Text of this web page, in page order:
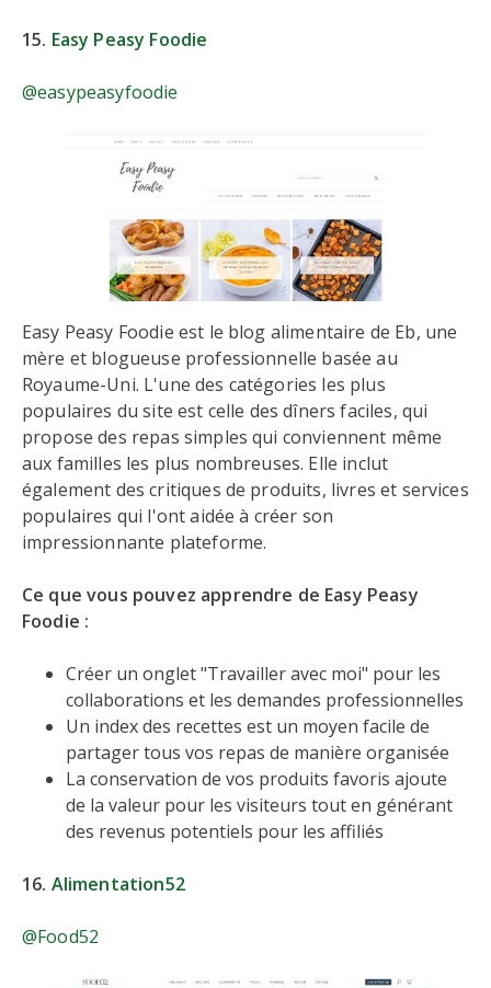
15. Easy Peasy Foodie
@easypeasyfoodie
Easy Peasy Foodie est le blog alimentaire de Eb, une
mère et blogueuse professionnelle basée au
Royaume-Uni. L'une des catégories les plus
populaires du site est celle des dîners faciles, qui
propose des repas simples qui conviennent même
aux familles les plus nombreuses. Elle inclut
également des critiques de produits, livres et services
populaires qui l'ont aidée à créer son
impressionnante plateforme.
Ce que vous pouvez apprendre de Easy Peasy
Foodie :
Créer un onglet "Travailler avec moi" pour les
collaborations et les demandes professionnelles
Un index des recettes est un moyen facile de
partager tous vos repas de manière organisée
La conservation de vos produits favoris ajoute
de la valeur pour les visiteurs tout en générant
des revenus potentiels pour les affiliés
16. Alimentation52
@Food52